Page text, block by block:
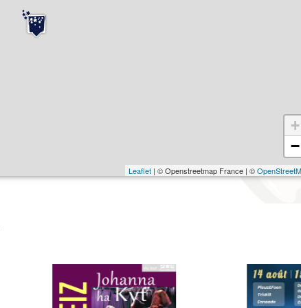
+
−
Leaflet| © Openstreetmap France | ©